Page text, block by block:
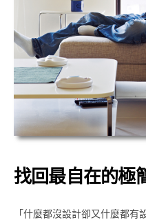
找回最自在的極
「什麼都沒設計卻又什麼都有